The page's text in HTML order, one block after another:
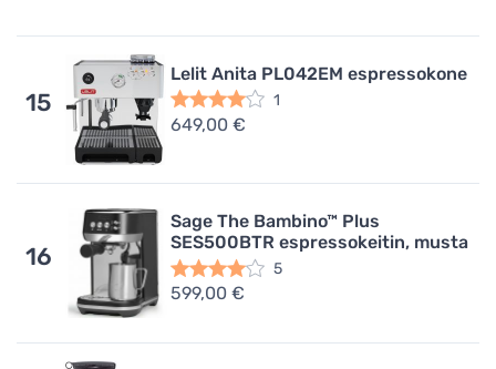
15
Lelit Anita PL042EM espressokone
1
649,00 €
16
Sage The Bambino™ Plus
SES500BTR espressokeitin, musta
5
599,00 €